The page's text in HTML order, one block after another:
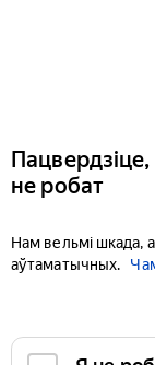
не робат
Нам вельмі шкада,
аўтаматычных.